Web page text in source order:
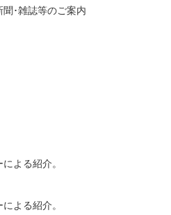
･雑誌等のご案内
よる紹介。
よる紹介。